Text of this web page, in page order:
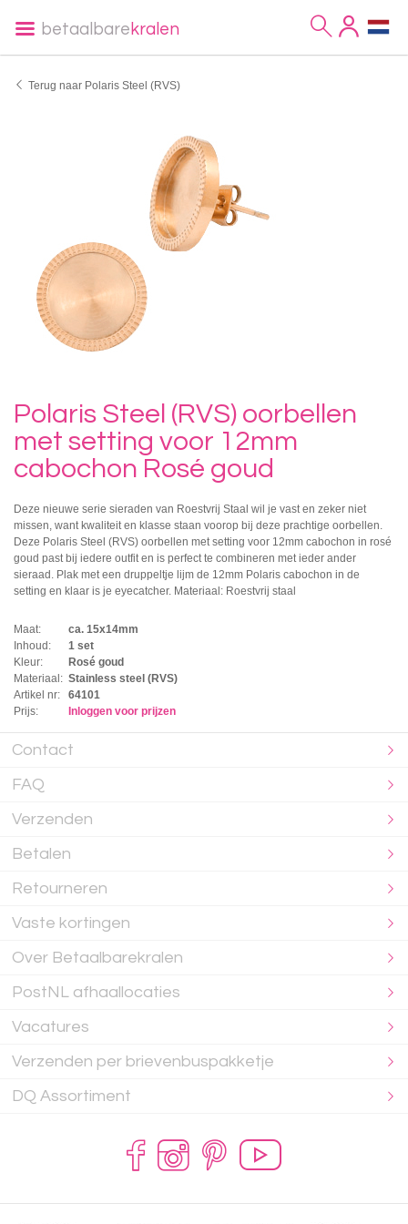
betaalbare kralen
Terug naar Polaris Steel (RVS)
Polaris Steel (RVS) oorbellen
met setting voor 12mm
cabochon Rosé goud
Deze nieuwe serie sieraden van Roestvrij Staal wil je vast en zeker niet
missen, want kwaliteit en klasse staan voorop bij deze prachtige oorbellen.
Deze Polaris Steel (RVS) oorbellen met setting voor 12mm cabochon in rosé
goud past bij iedere outfit en is perfect te combineren met ieder ander
sieraad. Plak met een druppeltje lijm de 12mm Polaris cabochon in de
setting en klaar is je eyecatcher. Materiaal: Roestvrij staal
Maat:
ca. 15x14mm
Inhoud:
1 set
Kleur:
Rosé goud
Materiaal: Stainless steel (RVS)
Artikel nr:
64101
Prijs:
Inloggen voor prijzen
Contact
FAQ
Verzenden
Betalen
Retourneren
Vaste kortingen
Over Betaalbarekralen
PostNL afhaallocaties
Vacatures
Verzenden per brievenbuspakketje
DQ Assortiment